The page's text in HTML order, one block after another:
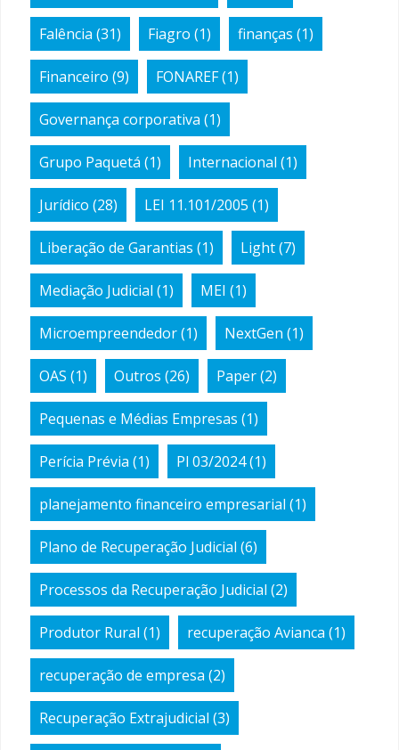
Falência (31) Fiagro (1) finanças (1)
Financeiro (9) FONAREF(1)
Governança corporativa (1)
Grupo Paquetá (1) Internacional (1)
Jurídico (28) LEI 11.101/2005 (1)
Liberação de Garantias (1) Light(7)
Mediação Judicial (1) MEI (1)
Microempreendedor(1) NextGen (1)
OAS (1) Outros (26) Paper(2)
Pequenas e Médias Empresas (1)
Perícia Prévia (1) Pl 03/2024(1)
planejamento financeiro empresarial (1)
Plano de Recuperação Judicial (6)
Processos da Recuperação Judicial (2)
Produtor Rural (1) recuperação Avianca (1)
recuperação de empresa (2)
Recuperação Extrajudicial (3)